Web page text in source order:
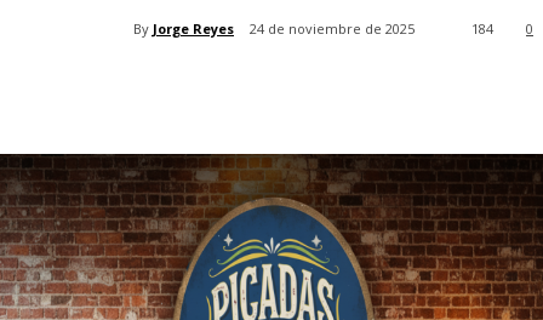
By Jorge Reyes 24 de noviembre de 2025 0
184